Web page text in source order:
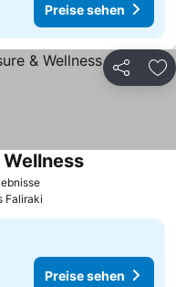
Preise sehen
Teilen
Preise sehen
WellnessPreise sehen
Faliraki
Preise sehen